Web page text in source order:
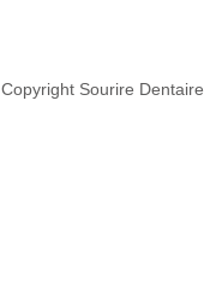
Copyright Sourire Dentaire